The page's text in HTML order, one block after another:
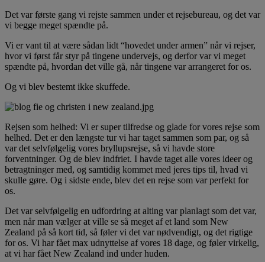
Det var første gang vi rejste sammen under et rejsebureau, og det var
vi begge meget spændte på.
Vi er vant til at være sådan lidt “hovedet under armen” når vi rejser,
hvor vi først får styr på tingene undervejs, og derfor var vi meget
spændte på, hvordan det ville gå, når tingene var arrangeret for os.
Og vi blev bestemt ikke skuffede.
Rejsen som helhed: Vi er super tilfredse og glade for vores rejse som
helhed. Det er den længste tur vi har taget sammen som par, og så
var det selvfølgelig vores bryllupsrejse, så vi havde store
forventninger. Og de blev indfriet. I havde taget alle vores ideer og
betragtninger med, og samtidig kommet med jeres tips til, hvad vi
skulle gøre. Og i sidste ende, blev det en rejse som var perfekt for
os.
Det var selvfølgelig en udfordring at alting var planlagt som det var,
men når man vælger at ville se så meget af et land som New
Zealand på så kort tid, så føler vi det var nødvendigt, og det rigtige
for os. Vi har fået max udnyttelse af vores 18 dage, og føler virkelig,
at vi har fået New Zealand ind under huden.